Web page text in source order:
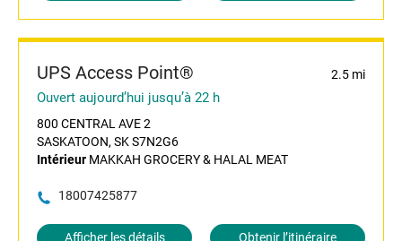
UPS Access Point® 2.5 mi
Ouvert aujourd’hui jusqu’à 22 h
800 CENTRAL AVE 2
SASKATOON, SK S7N2G6
Intérieur MAKKAH GROCERY & HALAL MEAT
18007425877
Afficher les détails Obtenir l’itinéraire